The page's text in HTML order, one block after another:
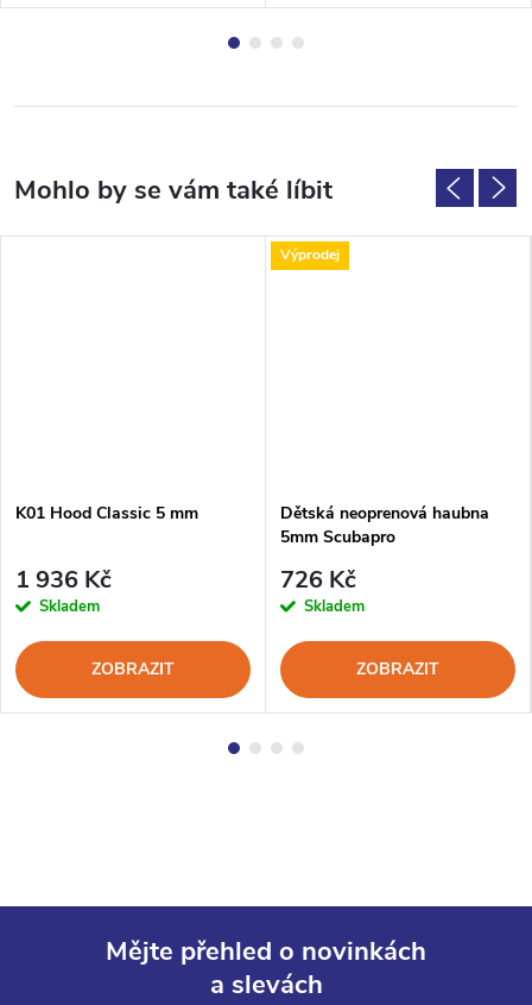
K01 Hood Classic 5 mm
1 936 Kč
Skladem
ZOBRAZIT
Výprodej
Dětská neoprenová haubna
5mm Scubapro
726 Kč
Skladem
ZOBRAZIT
Mějte přehled o novinkách
a slevách